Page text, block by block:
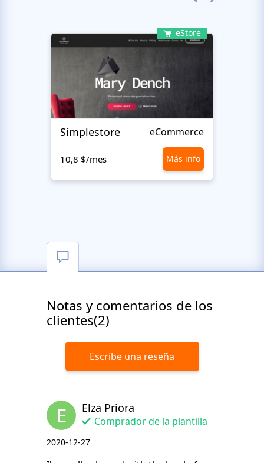
eStore
Simplestore eCommerce
10,8 $/mes Más info
Notas y comentarios de los
clientes(2)
Escribe una reseña
E Elza Priora
Comprador de la plantilla
2020-12-27